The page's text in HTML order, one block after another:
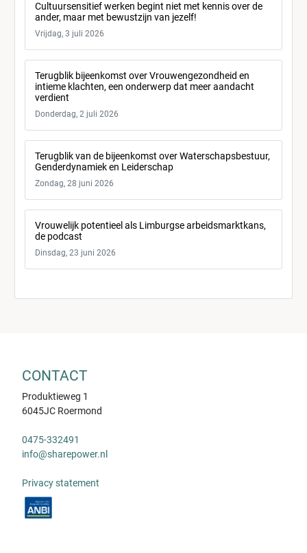
Cultuursensitief werken begint niet met kennis over de
ander, maar met bewustzijn van jezelf!
Vrijdag, 3 juli 2026
Terugblik bijeenkomst over Vrouwengezondheid en
intieme klachten, een onderwerp dat meer aandacht
verdient
Donderdag, 2 juli 2026
Terugblik van de bijeenkomst over Waterschapsbestuur,
Genderdynamiek en Leiderschap
Zondag, 28 juni 2026
Vrouwelijk potentieel als Limburgse arbeidsmarktkans,
de podcast
Dinsdag, 23 juni 2026
CONTACT
Produktieweg 1
6045JC Roermond
0475-332491
info@sharepower.nl
Privacy statement